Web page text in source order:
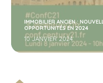
IMMOBILIER ANCIEN :
OPPORTUNITÉS EN 2024
10 JANVIER 2024